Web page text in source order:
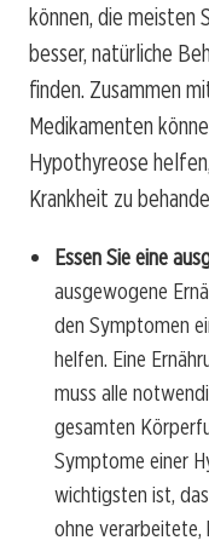
können, die meisten
besser, natürliche
finden. Zusammen
Medikamenten
Hypothyreose
Krankheit zu
Essen Sie eine
ausgewogene
den Symptomen
helfen. Eine
muss alle
gesamten
Symptome einer
wichtigsten ist,
ohne verarbeitete,